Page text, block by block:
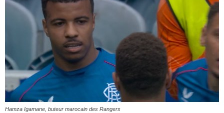
Hamza Igamane, buteur marocain des Rangers